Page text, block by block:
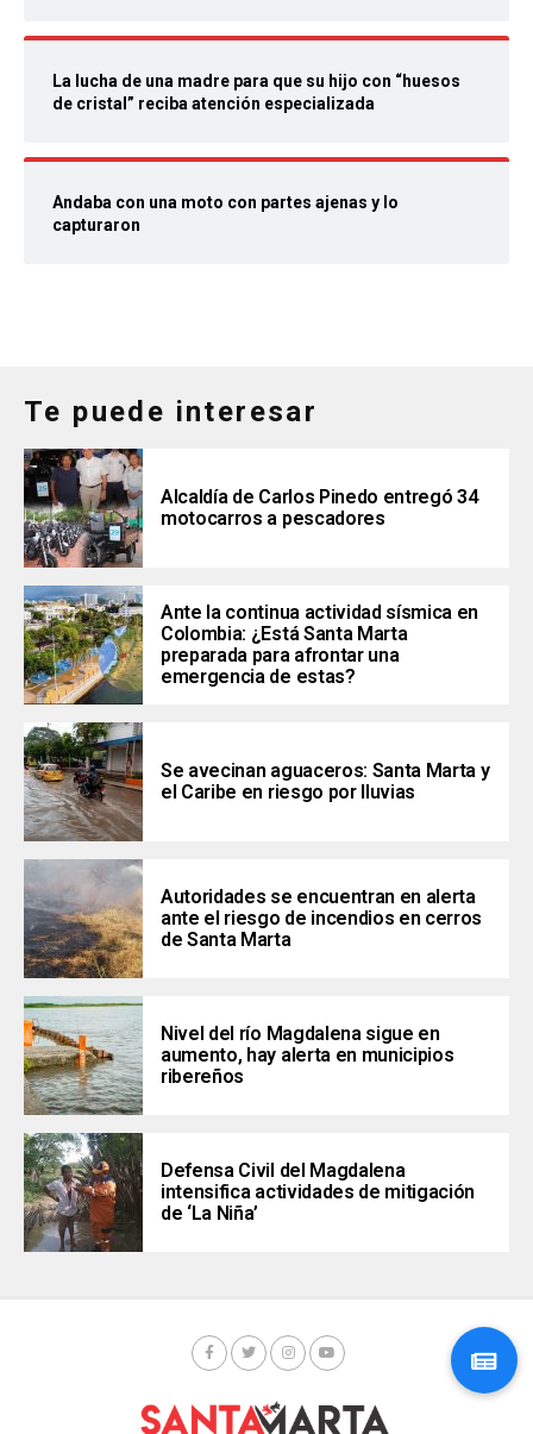
La lucha de una madre para que su hijo con “huesos
de cristal” reciba atención especializada
Andaba con una moto con partes ajenas y lo
capturaron
Te puede interesar
Alcaldía de Carlos Pinedo entregó 34
motocarros a pescadores
Ante la continua actividad sísmica en
Colombia: ¿Está Santa Marta
preparada para afrontar una
emergencia de estas?
Se avecinan aguaceros: Santa Marta y
el Caribe en riesgo por lluvias
Autoridades se encuentran en alerta
ante el riesgo de incendios en cerros
de Santa Marta
Nivel del río Magdalena sigue en
aumento, hay alerta en municipios
ribereños
Defensa Civil del Magdalena
intensifica actividades de mitigación
de ‘La Niña’